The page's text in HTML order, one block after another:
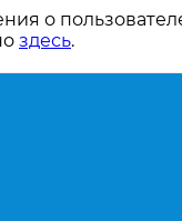
о
здесь.